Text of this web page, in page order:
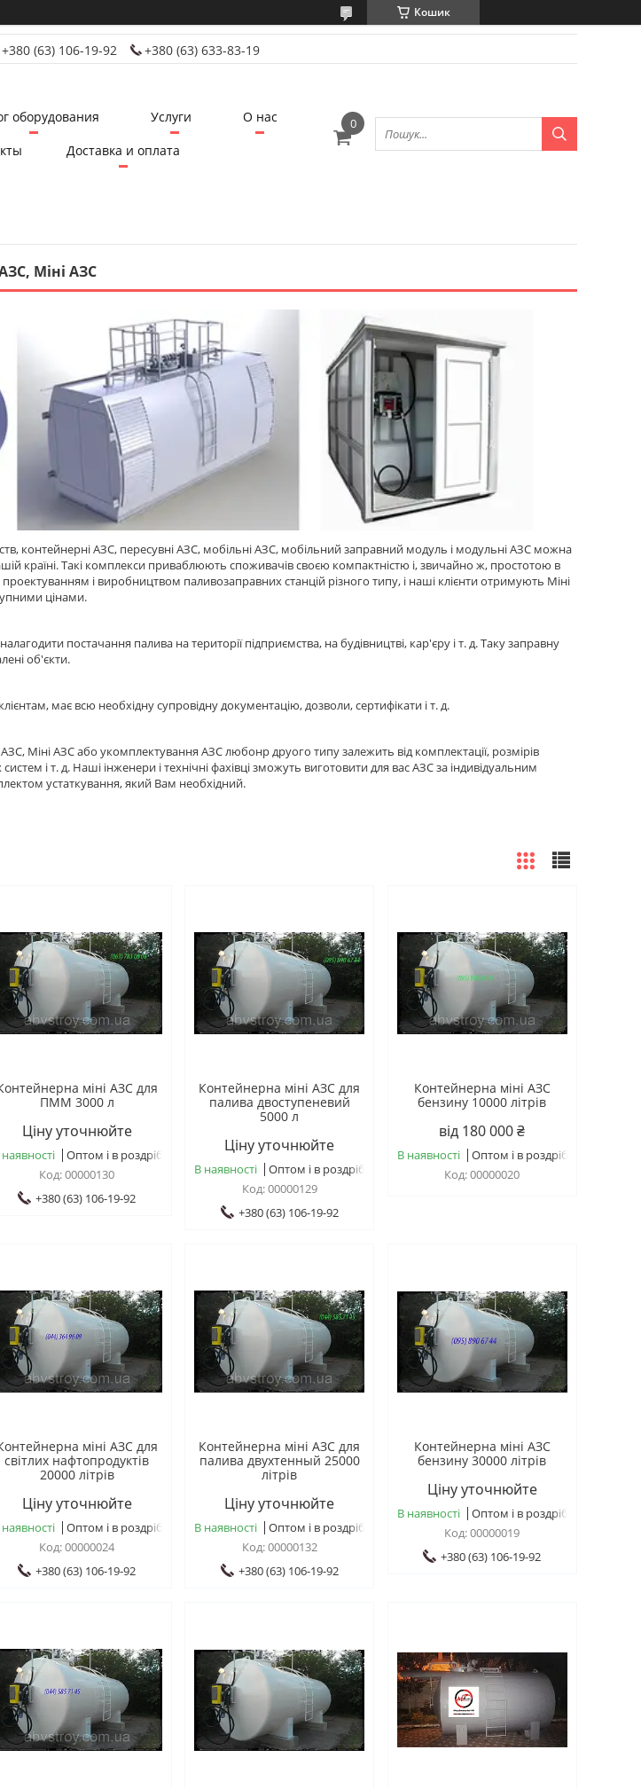
Кошик
+380 (63) 106-19-92 +380 (63) 633-83-19
оборудования Услуги
О нас
Доставка и оплата
Міні АЗС
контейнерні АЗС, пересувні АЗС, мобільні АЗС, мобільний заправний модуль і модульні АЗС можна
країні. Такі комплекси приваблюють споживачів своєю компактністю і, звичайно ж, простотою в
проектуванням і виробництвом паливозаправних станцій різного типу, і наші клієнти отримують Міні
цінами.
постачання палива на території підприємства, на будівництві, кар'єру і т. д. Таку заправну
об'єкти.
має всю необхідну супровідну документацію, дозволи, сертифікати і т. д.
Міні АЗС або укомплектування АЗС любонр друого типу залежить від комплектації, розмірів
і т. д. Наші інженери і технічні фахівці зможуть виготовити для вас АЗС за індивідуальним
устаткування, який Вам необхідний.
міні АЗС для
ПММ 3000 л
Ціну уточнюйте
Оптом і в роздріб
00000130
+380 (63) 106-19-92
Контейнерна міні АЗС для
палива двоступеневий
5000 л
Ціну уточнюйте
В наявності
Оптом і в роздріб
00000129
+380 (63) 106-19-92
Контейнерна міні АЗС
бензину 10000 літрів
від 180 000 ₴
В наявності
Оптом і в роздріб
00000020
міні АЗС для
світлих нафтопродуктів
20000 літрів
Ціну уточнюйте
Оптом і в роздріб
00000024
+380 (63) 106-19-92
Контейнерна міні АЗС для
палива двухтенный 25000
літрів
Ціну уточнюйте
В наявності
Оптом і в роздріб
00000132
+380 (63) 106-19-92
Контейнерна міні АЗС
бензину 30000 літрів
Ціну уточнюйте
В наявності
Оптом і в роздріб
00000019
+380 (63) 106-19-92